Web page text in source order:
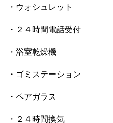
・ウォシュレット
・２４時間電話受付
・浴室乾燥機
・ゴミステーション
・ペアガラス
・２４時間換気